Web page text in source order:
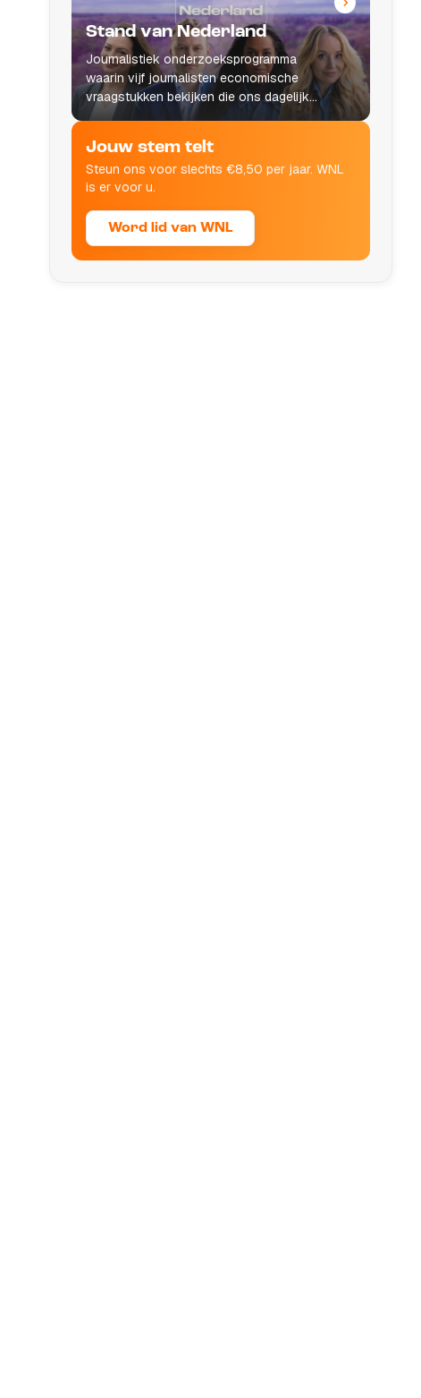
Stand van Nederland
Journalistiek onderzoeksprogramma
waarin vijf journalisten economische
vraagstukken bekijken die ons dagelijks
leven raken.
Jouw stem telt
Steun ons voor slechts €8,50 per jaar. WNL
is er voor u.
Word lid van WNL